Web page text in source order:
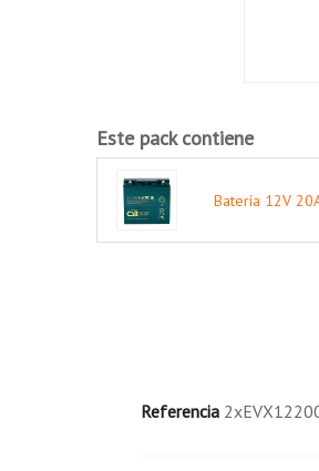
Este pack contiene
Batería 12V
Referencia
Equipos
Aplicaciones generación